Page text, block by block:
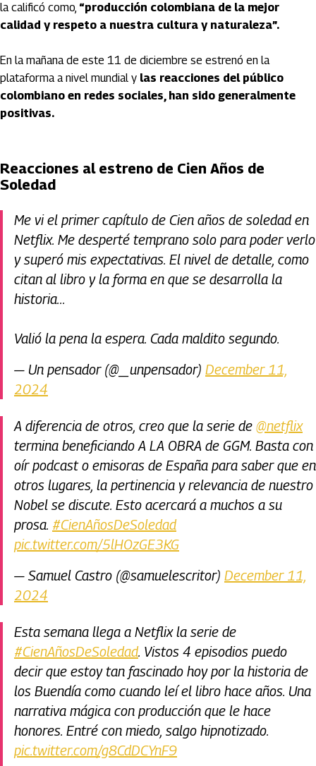
la calificó como, “producción colombiana de la mejor
calidad y respeto a nuestra cultura y naturaleza”.
En la mañana de este 11 de diciembre se estrenó en la
plataforma a nivel mundial y las reacciones del público
colombiano en redes sociales, han sido generalmente
positivas.
Reacciones al estreno de Cien Años de
Soledad
Me vi el primer capítulo de Cien años de soledad en
Netflix. Me desperté temprano solo para poder verlo
y superó mis expectativas. El nivel de detalle, como
citan al libro y la forma en que se desarrolla la
historia...
Valió la pena la espera. Cada maldito segundo.
— Un pensador (@_unpensador) December 11,
2024
A diferencia de otros, creo que la serie de @netflix
termina beneficiando A LA OBRA de GGM. Basta con
oír podcast o emisoras de España para saber que en
otros lugares, la pertinencia y relevancia de nuestro
Nobel se discute. Esto acercará a muchos a su
prosa. #CienAñosDeSoledad
pic.twitter.com/5lHOzGE3KG
— Samuel Castro (@samuelescritor) December 11,
2024
Esta semana llega a Netflix la serie de
#CienAñosDeSoledad. Vistos 4 episodios puedo
decir que estoy tan fascinado hoy por la historia de
los Buendía como cuando leí el libro hace años. Una
narrativa mágica con producción que le hace
honores. Entré con miedo, salgo hipnotizado.
pic.twitter.com/g8CdDCYnF9